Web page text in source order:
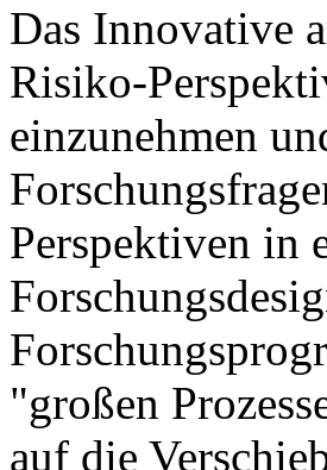
Das Innovative
Risiko-
einzunehmen
Perspektiven in
"großen
auf die